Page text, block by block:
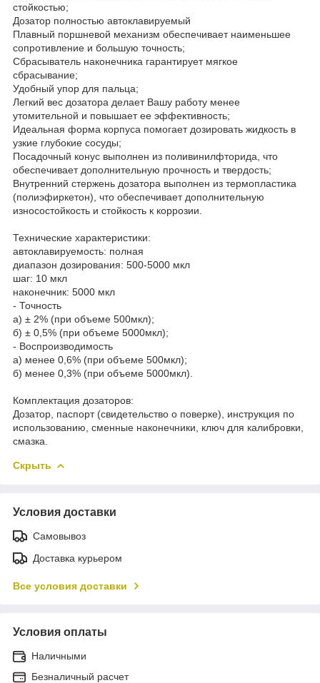
стойкостью;
Дозатор полностью автоклавируемый
Плавный поршневой механизм обеспечивает наименьшее
сопротивление и большую точность;
Сбрасыватель наконечника гарантирует мягкое
сбрасывание;
Удобный упор для пальца;
Легкий вес дозатора делает Вашу работу менее
утомительной и повышает ее эффективность;
Идеальная форма корпуса помогает дозировать жидкость в
узкие глубокие сосуды;
Посадочный конус выполнен из поливинилфторида, что
обеспечивает дополнительную прочность и твердость;
Внутренний стержень дозатора выполнен из термопластика
(полиэфиркетон), что обеспечивает дополнительную
износостойкость и стойкость к коррозии.
Технические характеристики:
автоклавируемость: полная
диапазон дозирования: 500-5000 мкл
шаг: 10 мкл
наконечник: 5000 мкл
- Точность
а) ± 2% (при объеме 500мкл);
б) ± 0,5% (при объеме 5000мкл);
- Воспроизводимость
а) менее 0,6% (при объеме 500мкл);
б) менее 0,3% (при объеме 5000мкл).
Комплектация дозаторов:
Дозатор, паспорт (свидетельство о поверке), инструкция по
использованию, сменные наконечники, ключ для калибровки,
смазка.
Скрыть
Условия доставки
Самовывоз
Доставка курьером
Все условия доставки
Условия оплаты
Наличными
Безналичный расчет